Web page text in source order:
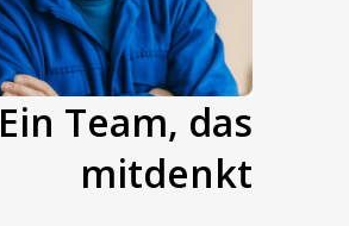
Ein Team, das
mitdenkt